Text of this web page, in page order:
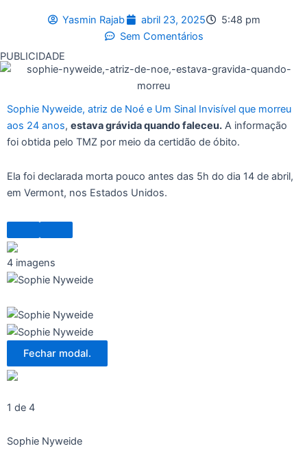
Yasmin Rajab abril 23, 2025
5:48 pm
Sem Comentários
PUBLICIDADE
Sophie Nyweide, atriz de Noé e Um Sinal Invisível que morreu
aos 24 anos, estava grávida quando faleceu. A informação
foi obtida pelo TMZ por meio da certidão de óbito.
Ela foi declarada morta pouco antes das 5h do dia 14 de abril,
em Vermont, nos Estados Unidos.
4 imagens
Fechar modal.
1 de 4
Sophie Nyweide